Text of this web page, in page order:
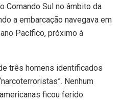
Comando Sul no âmbito da
a embarcação navegava em
Pacífico, próximo à
três homens identificados
Nenhum
ficou ferido.